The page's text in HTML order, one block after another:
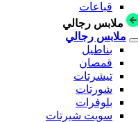
قباعات
ملابس رجالي
ملابس رجالي
بناطيل
قمصان
تيشرتات
شورتات
بلوفرات
سويت شيرتات